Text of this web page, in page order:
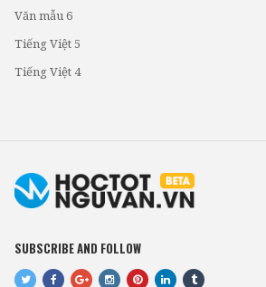
Văn mẫu 6
Tiếng Việt 5
Tiếng Việt 4
SUBSCRIBE AND FOLLOW